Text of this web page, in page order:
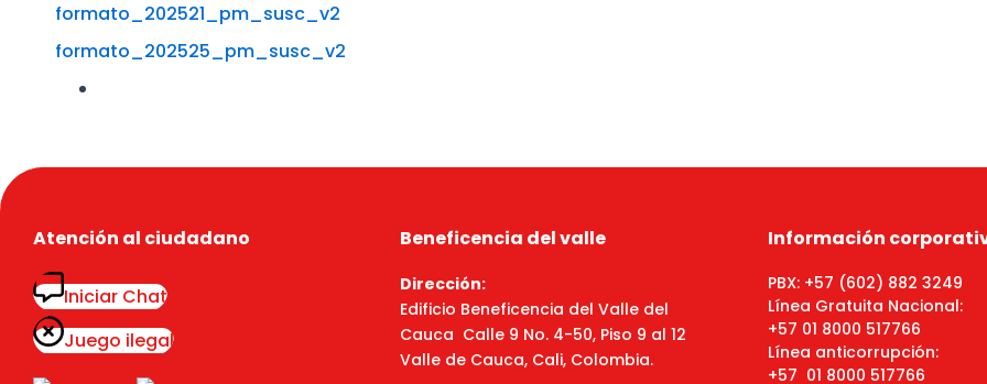
formato_202521_pm_susc_v2
formato_202525_pm_susc_v2
Atención al ciudadano
Iniciar Chat
Juego ilegal
Beneficencia del valle
Dirección:
Edificio Beneficencia del Valle del
Cauca Calle 9 No. 4-50, Piso 9 al 12
Valle de Cauca, Cali, Colombia.
Información
PBX: +57 (602) 882 3249
Línea Gratuita Nacional:
+57 01 8000 517766
Línea anticorrupción:
+57 01 8000 517766